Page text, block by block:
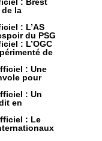
la
: L’AS
du PSG
: L’OGC
de
: Une
pour
: Un
en
: Le